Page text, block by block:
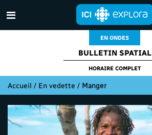
EN ONDES
BULLETIN SPATIAL
HORAIRE COMPLET
Accueil / En vedette / Manger